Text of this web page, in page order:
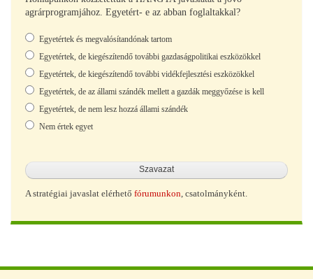
agrárprogramjához. Egyetért- e az abban foglaltakkal?
Választások
Egyetértek és megvalósítandónak tartom
Egyetértek, de kiegészítendő további gazdaságpolitikai eszközökkel
Egyetértek, de kiegészítendő további vidékfejlesztési eszközökkel
Egyetértek, de az állami szándék mellett a gazdák meggyőzése is kell
Egyetértek, de nem lesz hozzá állami szándék
Nem értek egyet
A stratégiai javaslat elérhető fórumunkon, csatolmányként.